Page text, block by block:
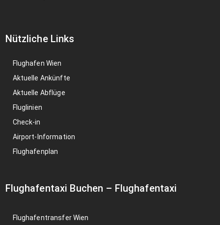
Nützliche Links
Flughafen Wien
Aktuelle Ankünfte
Aktuelle Abflüge
Fluglinien
Check-in
Airport-Information
Flughafenplan
Flughafentaxi Buchen – Flughafentaxi
Flughafentransfer Wien